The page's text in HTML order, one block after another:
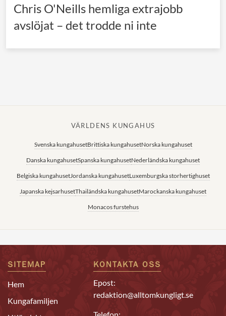
Japanska kejsarhuset
Thailändska kungahuset
Chris O'Neills hemliga extrajobb
avslöjat – det trodde ni inte
VÄRLDENS KUNGAHUS
Svenska kungahusetBrittiska kungahusetNorska kungahuset
Danska kungahusetSpanska kungahusetNederländska kungahuset
Belgiska kungahusetJordanska kungahusetLuxemburgska storhertighuset
Japanska kejsarhusetThailändska kungahusetMarockanska kungahuset
Monacos furstehus
SITEMAP
Hem
Kungafamiljen
KONTAKTA OSS
Epost:
redaktion@alltomkungligt.se